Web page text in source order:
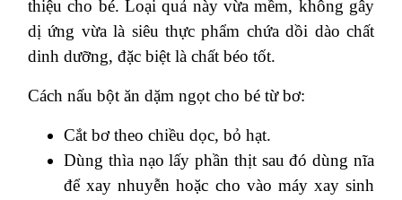
thiệu cho bé. Loại quả này vừa mềm, không gây
dị ứng vừa là siêu thực phẩm chứa dồi dào chất
dinh dưỡng, đặc biệt là chất béo tốt.
Cách nấu bột ăn dặm ngọt cho bé từ bơ:
Cắt bơ theo chiều dọc, bỏ hạt.
Dùng thìa nạo lấy phần thịt sau đó dùng nĩa
để xay nhuyễn hoặc cho vào máy xay sinh